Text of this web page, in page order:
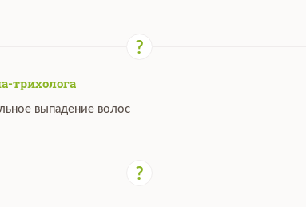
трихолога
выпадение волос